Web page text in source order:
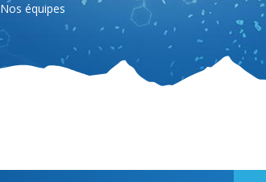
Nos équipes